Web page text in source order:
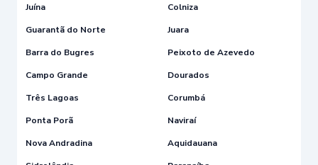
Juína
Colniza
Guarantã do Norte
Juara
Barra do Bugres
Peixoto de Azevedo
Campo Grande
Dourados
Três Lagoas
Corumbá
Ponta Porã
Naviraí
Nova Andradina
Aquidauana